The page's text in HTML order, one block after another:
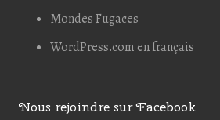
Mondes Fugaces
WordPress.com en français
Nous rejoindre sur Facebook